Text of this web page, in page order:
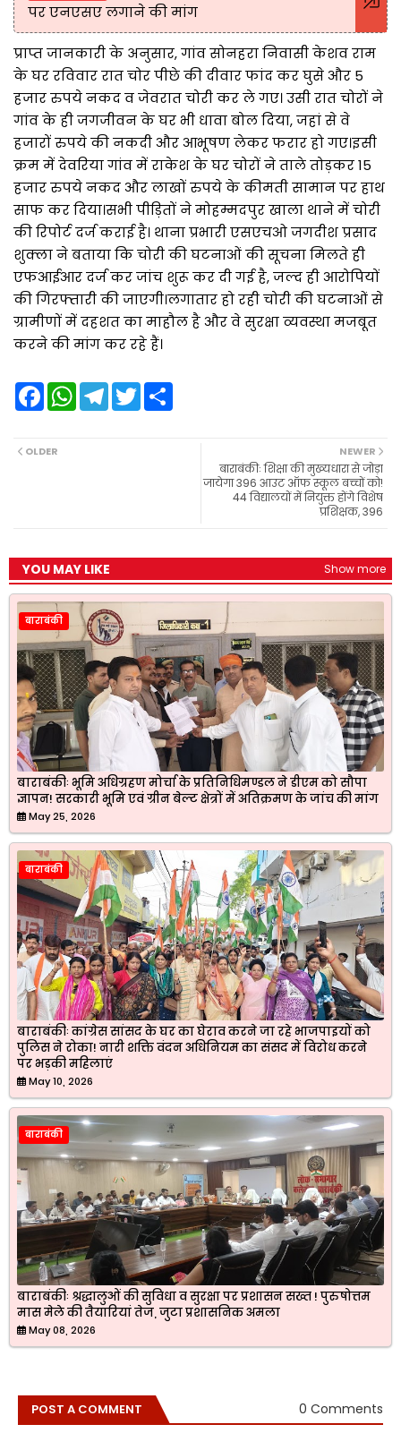
पर एनएसए लगाने की मांग
प्राप्त जानकारी के अनुसार, गांव सोनहरा निवासी केशव राम
के घर रविवार रात चोर पीछे की दीवार फांद कर घुसे और 5
हजार रुपये नकद व जेवरात चोरी कर ले गए। उसी रात चोरों ने
गांव के ही जगजीवन के घर भी धावा बोल दिया, जहां से वे
हजारों रुपये की नकदी और आभूषण लेकर फरार हो गए।इसी
क्रम में देवरिया गांव में राकेश के घर चोरों ने ताले तोड़कर 15
हजार रुपये नकद और लाखों रुपये के कीमती सामान पर हाथ
साफ कर दिया।सभी पीड़ितों ने मोहम्मदपुर खाला थाने में चोरी
की रिपोर्ट दर्ज कराई है। थाना प्रभारी एसएचओ जगदीश प्रसाद
शुक्ला ने बताया कि चोरी की घटनाओं की सूचना मिलते ही
एफआईआर दर्ज कर जांच शुरू कर दी गई है, जल्द ही आरोपियों
की गिरफ्तारी की जाएगी।लगातार हो रही चोरी की घटनाओं से
ग्रामीणों में दहशत का माहौल है और वे सुरक्षा व्यवस्था मजबूत
करने की मांग कर रहे हैं।
F
a
b
o
W
T
e
T
w
NEWER
बाराबंकीः शिक्षा की मुख्यधारा से जोड़ा
जायेगा 396 आउट ऑफ स्कूल बच्चों को!
44 विद्यालयों में नियुक्त होंगे विशेष
प्रशिक्षक, 396
OLDER
YOU MAY LIKE Show more
बाराबंकी
बाराबंकीः भूमि अधिग्रहण मोर्चा के प्रतिनिधिमण्डल ने डीएम को सौपा
ज्ञापन! सरकारी भूमि एवं ग्रीन बेल्ट क्षेत्रों में अतिक्रमण के जांच की मांग
May 25, 2026
बाराबंकी
बाराबंकीः कांग्रेस सांसद के घर का घेराव करने जा रहे भाजपाइयों को
पुलिस ने रोका! नारी शक्ति वंदन अधिनियम का संसद में विरोध करने
पर भड़की महिलाएं
May 10, 2026
बाराबंकी
बाराबंकीः श्रद्धालुओं की सुविधा व सुरक्षा पर प्रशासन सख्त ! पुरुषोत्तम
मास मेले की तैयारियां तेज, जुटा प्रशासनिक अमला
May 08, 2026
POST A COMMENT 0 Comments